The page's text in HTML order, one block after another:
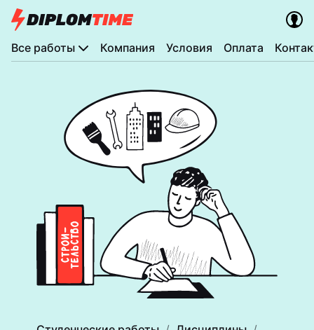
Все работы Компания Условия Оплата